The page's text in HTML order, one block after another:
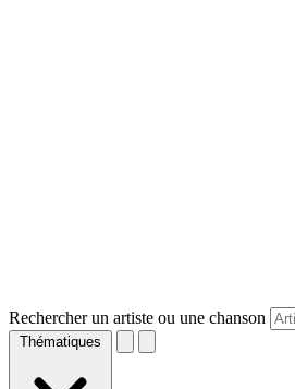
Rechercher un artiste ou une chanson
Thématiques